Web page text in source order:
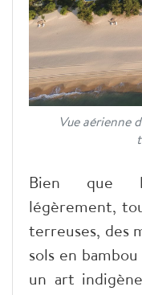
Vue aérienne
Bien que
légèrement,
terreuses, des
sols en
un art